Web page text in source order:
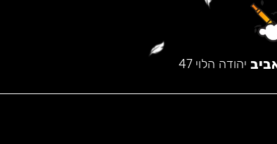
יהודה הלוי 47